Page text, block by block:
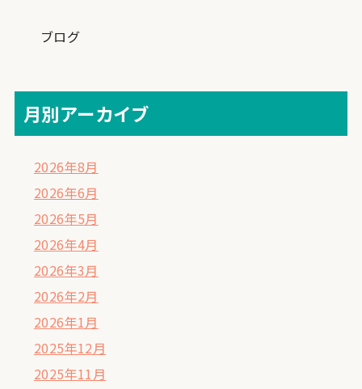
ブログ
月別アーカイブ
2026年8月
2026年6月
2026年5月
2026年4月
2026年3月
2026年2月
2026年1月
2025年12月
2025年11月